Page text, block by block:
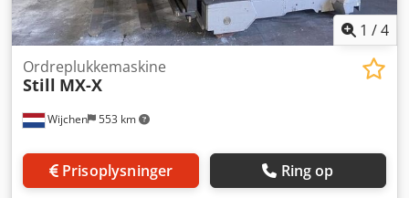
1 /4
Wijchen 553 km
Ordreplukkemaskine
Still MX-X
Prisoplysninger Ring op